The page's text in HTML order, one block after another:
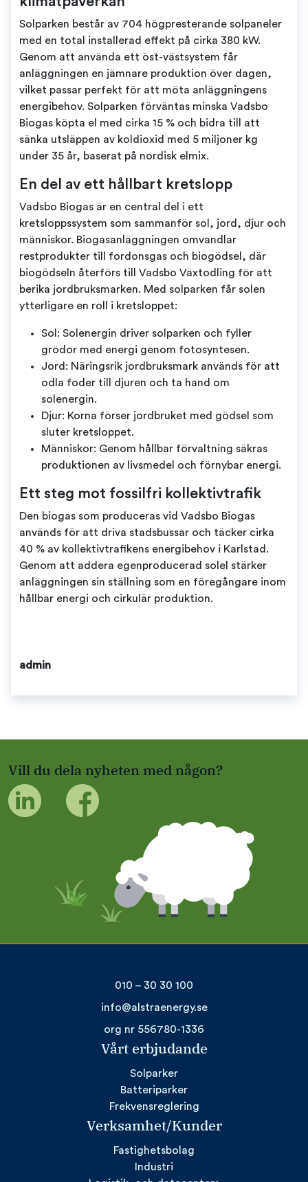
Solparken består av 704 högpresterande solpaneler
med en total installerad effekt på cirka 380 kW.
Genom att använda ett öst-västsystem får
anläggningen en jämnare produktion över dagen,
vilket passar perfekt för att möta anläggningens
energibehov. Solparken förväntas minska Vadsbo
Biogas köpta el med cirka 15 % och bidra till att
sänka utsläppen av koldioxid med 5 miljoner kg
under 35 år, baserat på nordisk elmix.
En del av ett hållbart kretslopp
Vadsbo Biogas är en central del i ett
kretsloppssystem som sammanför sol, jord, djur och
människor. Biogasanläggningen omvandlar
restprodukter till fordonsgas och biogödsel, där
biogödseln återförs till Vadsbo Växtodling för att
berika jordbruksmarken. Med solparken får solen
ytterligare en roll i kretsloppet:
Sol: Solenergin driver solparken och fyller
grödor med energi genom fotosyntesen.
Jord: Näringsrik jordbruksmark används för att
odla foder till djuren och ta hand om
solenergin.
Djur: Korna förser jordbruket med gödsel som
sluter kretsloppet.
Människor: Genom hållbar förvaltning säkras
produktionen av livsmedel och förnybar energi.
Ett steg mot fossilfri kollektivtrafik
Den biogas som produceras vid Vadsbo Biogas
används för att driva stadsbussar och täcker cirka
40 % av kollektivtrafikens energibehov i Karlstad.
Genom att addera egenproducerad solel stärker
anläggningen sin ställning som en föregångare inom
hållbar energi och cirkulär produktion.
admin
Vill du dela nyheten med någon?
010 – 30 30 100
info@alstraenergy.se
org nr 556780-1336
Vårt erbjudande
Solparker
Batteriparker
Frekvensreglering
Verksamhet/Kunder
Fastighetsbolag
Industri